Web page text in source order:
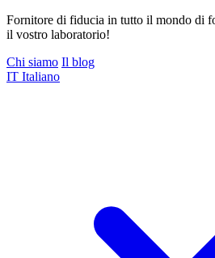
Fornitore di fiducia in tutto il mondo di
il vostro laboratorio!
Chi siamo Il blog
IT Italiano